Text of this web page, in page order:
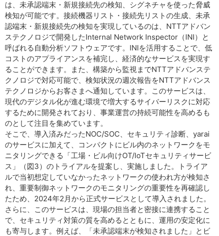
は、未承認端末・新規接続先の検知、シグネチャを使った脅威
検知が可能です。接続機器リスト・接続先リストの生成、未承
認端末・新規接続先の検知を実現しているのは、NTTアドバン
ステクノロジで開発したInternal Network Inspector（INI）と
呼ばれる自動分析ソフトウェアです。INIを活用することで、低
コストのアプライアンスを補完し、経済的なサービスを実現す
ることができます。また、構築から監視までNTTアドバンステ
クノロジで対応可能で、検知状況の週次報告をNTTアドバンス
テクノロジからお客さまへ通知しています。このサービスは、
現代のデジタル化が進む環境で増大するサイバーリスクに対応
するために開発されており、事業運営の持続可能性を高めるも
のとして注目を集めています。
そこで、導入済みだったNOC/SOC、セキュリティ診断、yarai
のサービスに加えて、コンパクトにビル内のネットワークをモ
ニタリングできる「工場・ビル向けOT/IoTセキュリティサービ
ス」（図3）のトライアルを提案し、実施しました。トライア
ルで当初想定していなかったネットワークの使われ方が検知さ
れ、重要制御ネットワークのモニタリングの重要性を再確認し
たため、2024年2月から正式サービスとして導入されました。
さらに、このサービスは、現場の担当者と密接に連携すること
で、セキュリティ対策の質を高めるとともに、運用の安定化に
も寄与します。例えば、「未承認端末が検知されました」とビ